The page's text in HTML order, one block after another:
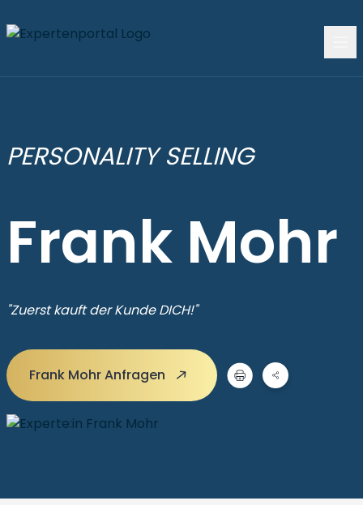
PERSONALITY SELLING
Frank Mohr
"Zuerst kauft der Kunde DICH!"
Frank Mohr Anfragen